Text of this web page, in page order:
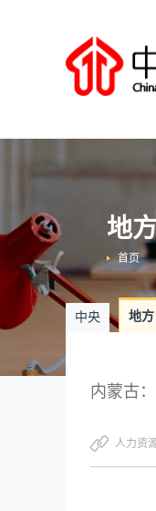
地
首页
中央 地方
内蒙古
人力资